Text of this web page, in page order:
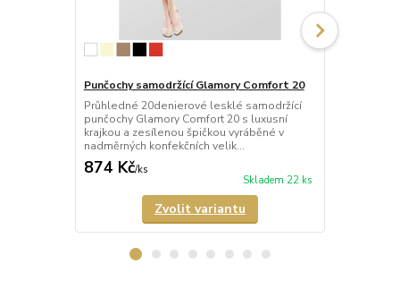
Punčochy samodržící Glamory Comfort 20
Průhledné 20denierové lesklé samodržící
punčochy Glamory Comfort 20 s luxusní
krajkou a zesílenou špičkou vyráběné v
nadměrných konfekčních velik...
874 Kč/ks
Skladem 22 ks
Zvolit variantu